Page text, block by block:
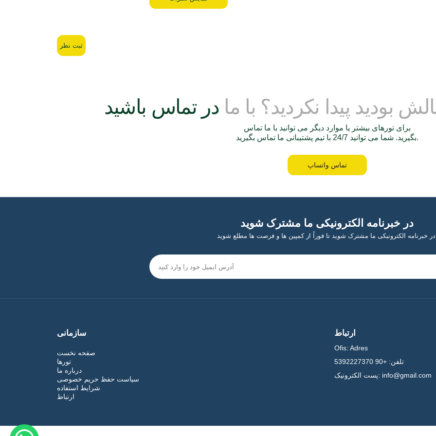
ثبت نظر
بودید پیدا نکردید؟ با ما
برای تورهای بیشتر یا موارد دیگر می توانید با ما تماس
بگیرید. شما می توانید 24/7 با تیم پشتیبانی ما تماس بگیرید.
تماس واتساپ
در خبرنامه الکترونیکی ما مشترک شوید
سازمانی
صفحه نخست
تورها
درباره ما
سیاست حفظ حریم خصوصی
شرایط استفاده
ارتباط
ارتباط
Ofis: Adres
تلفن: +90 5392227370
پست الکترونیک: info@gmail.com